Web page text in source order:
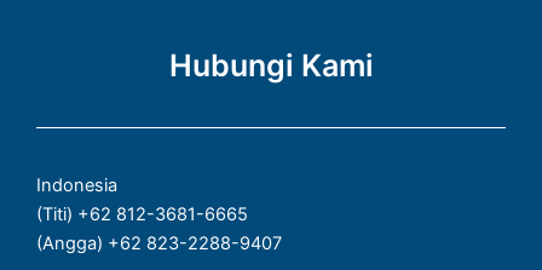
o
-
f
a
r
s
p
Hubungi Kami
Indonesia
(Titi) +62 812-3681-6665
(Angga) +62 823-2288-9407